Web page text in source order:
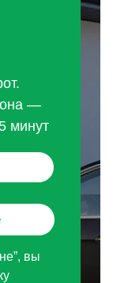
—
минут
вы